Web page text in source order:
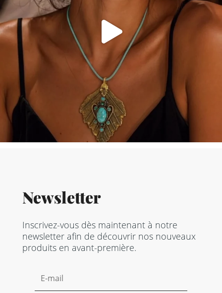
Newsletter
Inscrivez-vous dès maintenant à notre
newsletter afin de découvrir nos nouveaux
produits en avant-première.